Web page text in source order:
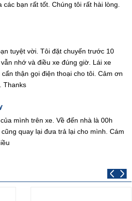
các bạn rất tốt. Chúng tôi rất hài lòng.
tuyệt vời. Tôi đặt chuyến trước 10
nhớ và điều xe đúng giờ. Lái xe
thận gọi điện thoại cho tôi. Cảm ơn
Thanks
mình trên xe. Về đến nhà là 00h
quay lại đưa trả lại cho mình. Cám